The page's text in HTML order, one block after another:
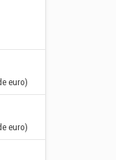
euro)
euro)